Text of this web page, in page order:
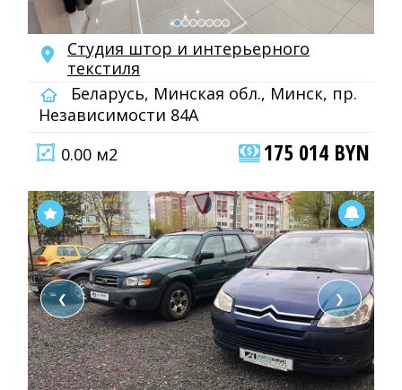
Студия штор и интерьерного
текстиля
Беларусь, Минская обл., Минск, пр.
Независимости 84А
0.00 м2
175 014 BYN
❮ ❯